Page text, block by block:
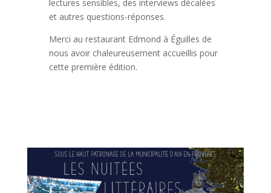
lectures sensibles, des interviews décalées
et autres questions-réponses.
Merci au restaurant Edmond à Éguilles de
nous avoir chaleureusement accueillis pour
cette première édition.